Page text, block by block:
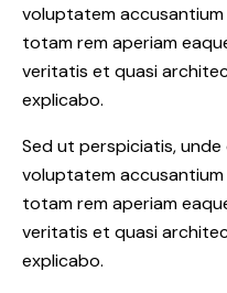
voluptatem
totam rem aperiam
veritatis et quasi
explicabo.
Sed ut perspiciatis,
voluptatem
totam rem aperiam
veritatis et quasi
explicabo.